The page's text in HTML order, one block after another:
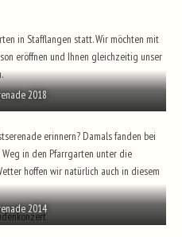
in Stafflangen statt. Wir möchten mit
eröffnen und Ihnen gleichzeitig unser
2018
erinnern? Damals fanden bei
Weg in den Pfarrgarten unter die
hoffen wir natürlich auch in diesem
2014